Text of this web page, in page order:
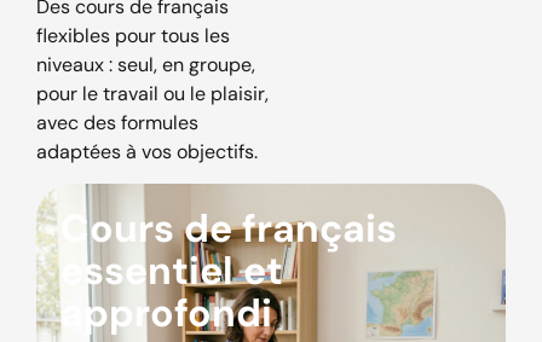
Des cours de français
flexibles pour tous les
niveaux : seul, en groupe,
pour le travail ou le plaisir,
avec des formules
adaptées à vos objectifs.
Cours de français
essentiel et
approfondi